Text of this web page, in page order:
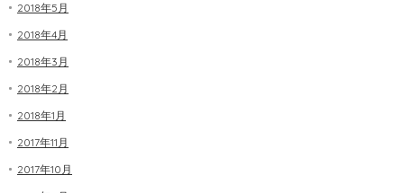
2018年5月
2018年4月
2018年3月
2018年2月
2018年1月
2017年11月
2017年10月